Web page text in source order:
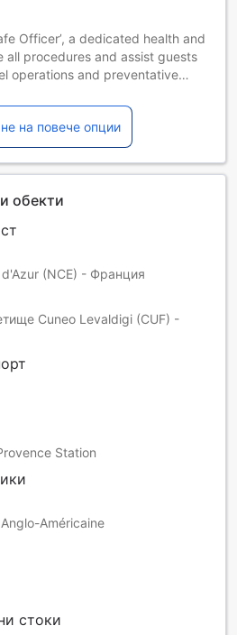
Officer’, a dedicated health and
all procedures and assist guests
operations and preventative
such as breakfast might be
this time. Please contact the
на повече опции
обекти
(NCE) - Франция
Cuneo Levaldigi (CUF) -
Station
Américaine
стоки